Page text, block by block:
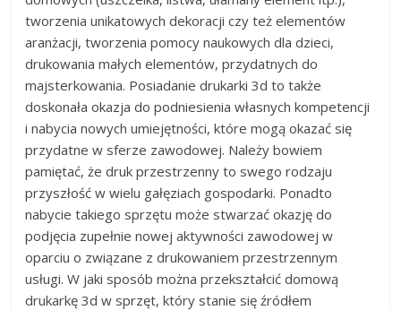
tworzenia unikatowych dekoracji czy też elementów
aranżacji, tworzenia pomocy naukowych dla dzieci,
drukowania małych elementów, przydatnych do
majsterkowania. Posiadanie drukarki 3d to także
doskonała okazja do podniesienia własnych kompetencji
i nabycia nowych umiejętności, które mogą okazać się
przydatne w sferze zawodowej. Należy bowiem
pamiętać, że druk przestrzenny to swego rodzaju
przyszłość w wielu gałęziach gospodarki. Ponadto
nabycie takiego sprzętu może stwarzać okazję do
podjęcia zupełnie nowej aktywności zawodowej w
oparciu o związane z drukowaniem przestrzennym
usługi. W jaki sposób można przekształcić domową
drukarkę 3d w sprzęt, który stanie się źródłem